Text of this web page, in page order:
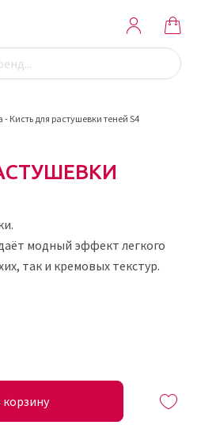
- Кисть для растушевки теней S4
модный эффект легкого
так и кремовых текстур.